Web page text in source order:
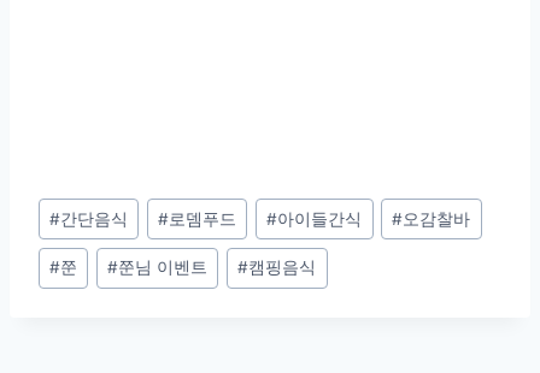
Post
Tags:
#간단음식 #로뎀푸드 #아이들간식 #오감찰바
#쭌 #쭌님 이벤트 #캠핑음식